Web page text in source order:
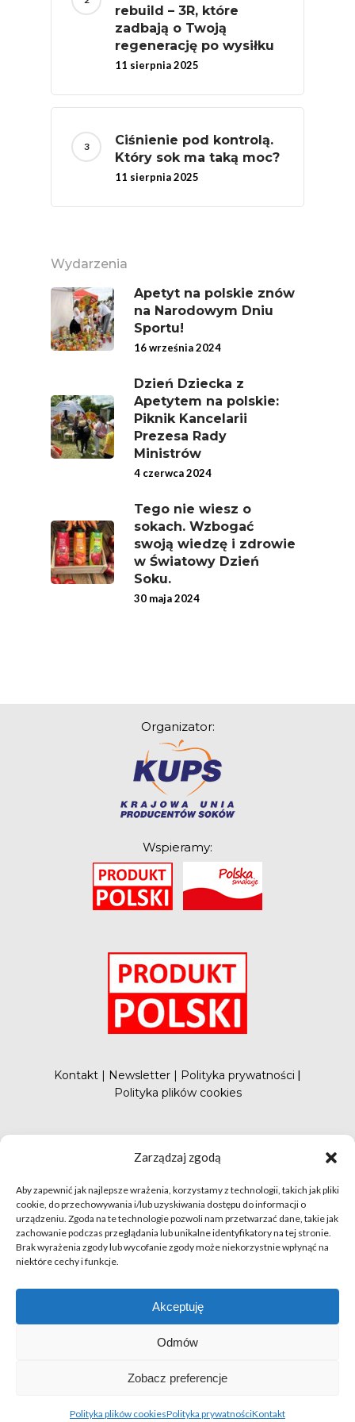
Zarządzaj zgodą
Aby zapewnić jak najlepsze wrażenia, korzystamy z technologii, takich jak pliki
cookie, do przechowywania i/lub uzyskiwania dostępu do informacji o
urządzeniu. Zgoda na te technologie pozwoli nam przetwarzać dane, takie jak
zachowanie podczas przeglądania lub unikalne identyfikatory na tej stronie.
Brak wyrażenia zgody lub wycofanie zgody może niekorzystnie wpłynąć na
niektóre cechy i funkcje.
Akceptuję
Odmów
Zobacz preferencje
Polityka plików cookiesPolityka prywatnościKontakt
rebuild – 3R, które
zadbają o Twoją
regenerację po wysiłku
11 sierpnia 2025
Ciśnienie pod kontrolą.
Który sok ma taką moc?
11 sierpnia 2025
Wydarzenia
Apetyt na polskie znów
na Narodowym Dniu
Sportu!
16 września 2024
Dzień Dziecka z
Apetytem na polskie:
Piknik Kancelarii
Prezesa Rady
Ministrów
4 czerwca 2024
Tego nie wiesz o
sokach. Wzbogać
swoją wiedzę i zdrowie
w Światowy Dzień
Soku.
30 maja 2024
Organizator:
Wspieramy:
Kontakt | Newsletter | Polityka prywatności |
Polityka plików cookies
zastrzeżone | realizacjaHillnet
O
Narodowe Badania
Konsumpcji Warzyw
Owoców
Federacja
Rolnych – Ziemniaki
Jemy Eko Warzywa I
Owoce
Polskie Forum
Chrup Owoce, Jedz
Warzywa – To Na
Świetnie Wpływa
Good Move
Związek Zawodowy